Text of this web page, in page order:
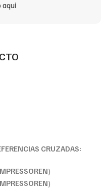
aquí
CRUZADAS:
)
)